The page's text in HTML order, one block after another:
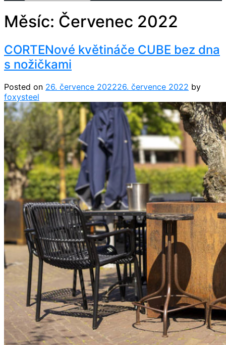
Měsíc: Červenec 2022
CORTENové květináče CUBE bez dna
s nožičkami
Posted on 26. července 202226. července 2022 by
foxysteel